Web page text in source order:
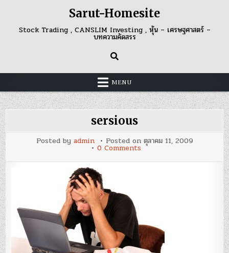
content
Sarut-Homesite
Stock Trading , CANSLIM Investing , หุ้น – เศรษฐศาสตร์ –
บทความคัดสรร
MENU
sersious
Posted by admin Posted on ตุลาคม 11, 2009
0 Commentson